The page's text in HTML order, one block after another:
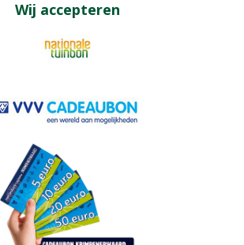
Wij accepteren